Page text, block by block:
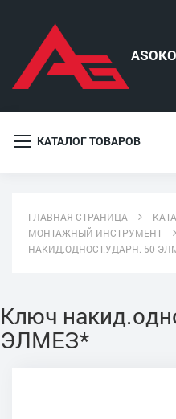
КАТАЛОГ ТОВАРОВ
ГЛАВНАЯ СТРАНИЦА
МОНТАЖНЫЙ ИНСТРУМЕНТ
НАКИД.ОДНОСТ.УДАРН. 50
Ключ
ЭЛМЕЗ*